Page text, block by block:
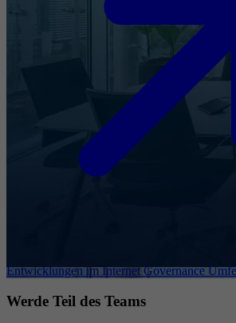
Entwicklungen im Internet Governance
Werde Teil des Teams